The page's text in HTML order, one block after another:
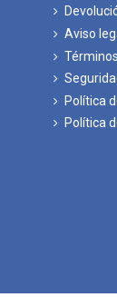
Aviso
Política
Política